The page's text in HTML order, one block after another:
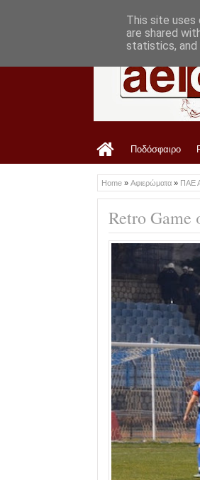
Ποδόσφαιρο
Home » Αφιερώματα » ΠΑΕ
Retro
This site uses
are shared
statistics, and